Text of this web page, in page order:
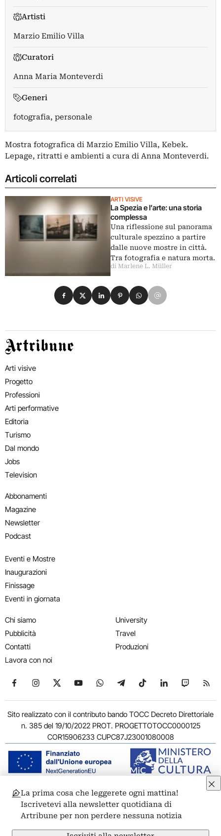
Artisti
Marzio Emilio Villa
Curatori
Anna Maria Monteverdi
Generi
fotografia, personale
Mostra fotografica di Marzio Emilio Villa, Kebek.
Lepage, ritratti e ambienti a cura di Anna Monteverdi.
Articoli correlati
ARTI VISIVE
La Spezia e l’arte: una storia
complessa
Una riflessione sul panorama
culturale spezzino a partire
dalle nuove mostre in città.
Tra fotografia e natura morta.
di Marlene L. Müller
Condividi su Facebook
Condividi su X
Condividi su LinkedIn
Condividi su Pinterest
Condividi su WhatsApp
Condividi su Email
Artribune
Arti visive
Progetto
Professioni
Arti performative
Editoria
Turismo
Dal mondo
Jobs
Television
Abbonamenti
Magazine
Newsletter
Podcast
Eventi e Mostre
Inaugurazioni
Finissage
Eventi in giornata
Chi siamo
Pubblicità
Contatti
Lavora con noi
University
Travel
Produzioni
Seguici su Facebook
Seguici su Instagram
Seguici su X
Seguici su YouTube
Seguici su WhatsApp
Seguici su Telegram
Seguici su TikTok
Seguici su
Seguici
Sito realizzato con il contributo bando TOCC Decreto Direttoriale
n. 385 del 19/10/2022 PROT. PROGETTOTOCC0000125
COR15906233 CUPC87J23001080008
© 2011-2026 ARTRIBUNE srl – Corso Vittorio Emanuele II, 287 –
00186 Roma - P.I. 11381581005
Privacy: Responsabile della protezione dei dati personali
ARTRIBUNE srl – Corso Vittorio Emanuele II, 287 – 00186 Roma
La prima cosa che leggerete ogni mattina!
Iscrivetevi alla newsletter quotidiana di
Artribune per non perdere nessuna notizia